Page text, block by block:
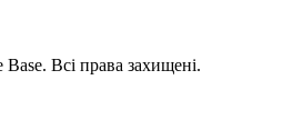
Всі права захищені.